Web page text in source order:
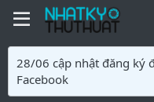
28/06 cập nhật đăng ký
Facebook